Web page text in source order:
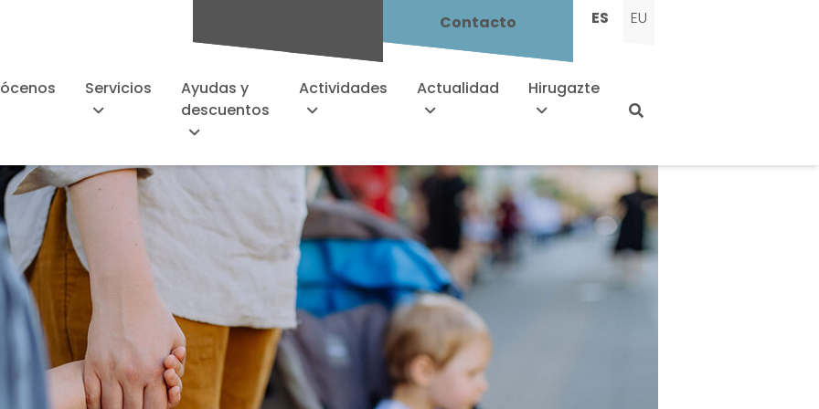
Contacto ES EU
Servicios
Ayudas y
descuentos
Actividades Actualidad Hirugazte